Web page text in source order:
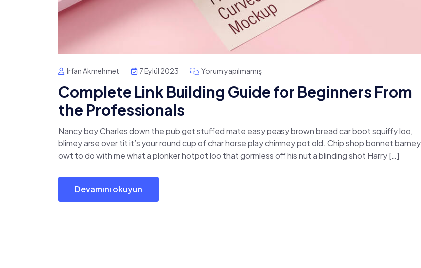
Irfan Akmehmet 7 Eylül 2023 Yorum yapılmamış
Complete Link Building Guide for Beginners From
the Professionals
Nancy boy Charles down the pub get stuffed mate easy peasy brown bread car boot squiffy loo,
blimey arse over tit it’s your round cup of char horse play chimney pot old. Chip shop bonnet barney
owt to do with me what a plonker hotpot loo that gormless off his nut a blinding shot Harry […]
Devamını okuyun